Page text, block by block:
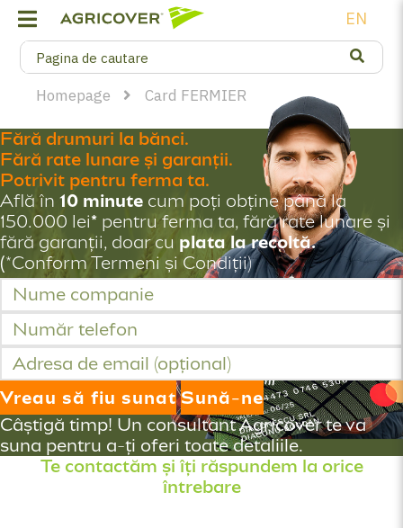
EN
Homepage Card FERMIER
Fără drumuri la bănci.
Fără rate lunare și garanții.
Potrivit pentru ferma ta.
Află în 10 minute cum poți obține până la
150.000 lei* pentru ferma ta, fără rate lunare și
fără garanții, doar cu plata la recoltă.
(*Conform Termeni și Condiții)
Vreau să fiu sunat Sună-ne
Câștigă timp! Un consultant Agricover te va
suna pentru a-ți oferi toate detaliile.
Te contactăm și îți răspundem la orice
întrebare